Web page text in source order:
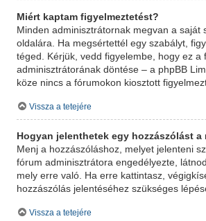
Miért kaptam figyelmeztetést?
Minden adminisztrátornak megvan a saját
oldalára. Ha megsértettél egy szabályt,
téged. Kérjük, vedd figyelembe, hogy ez a
adminisztrátorának döntése – a phpBB
köze nincs a fórumokon kiosztott
Vissza a tetejére
Hogyan jelenthetek egy hozzászólást a
Menj a hozzászóláshoz, melyet jelenteni
fórum adminisztrátora engedélyezte,
mely erre való. Ha erre kattintasz,
hozzászólás jelentéséhez szükséges
Vissza a tetejére